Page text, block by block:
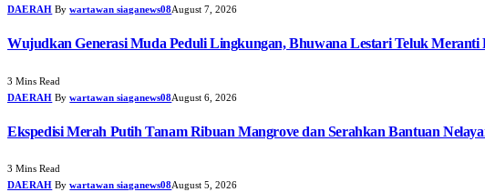
DAERAH By wartawan siaganews08August 7, 2026
Wujudkan Generasi Muda Peduli Lingkungan, Bhuwana Lestari Teluk Meranti
3 Mins Read
DAERAH By wartawan siaganews08August 6, 2026
Ekspedisi Merah Putih Tanam Ribuan Mangrove dan Serahkan Bantuan
3 Mins Read
DAERAH By wartawan siaganews08August 5, 2026